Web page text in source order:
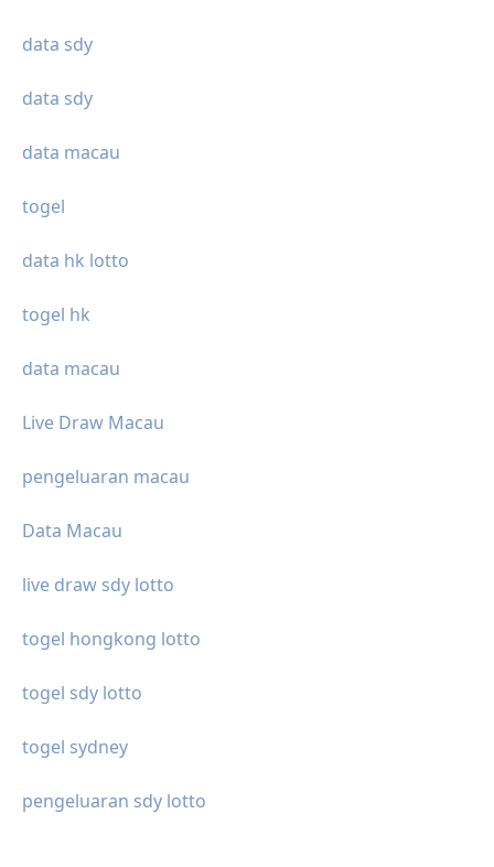
data sdy
data sdy
data macau
togel
data hk lotto
togel hk
data macau
Live Draw Macau
pengeluaran macau
Data Macau
live draw sdy lotto
togel hongkong lotto
togel sdy lotto
togel sydney
pengeluaran sdy lotto